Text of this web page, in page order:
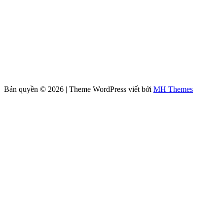
Bản quyền © 2026 | Theme WordPress viết bởi MH Themes